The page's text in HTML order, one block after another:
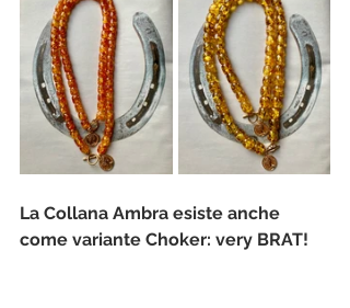
La Collana Ambra esiste anche
come variante Choker: very BRAT!